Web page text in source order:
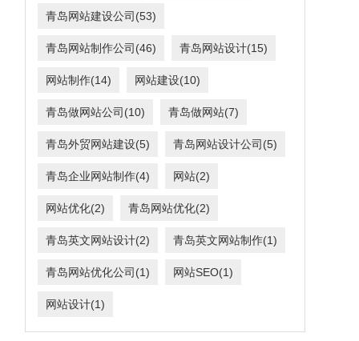
青岛网站建设公司 (53)
青岛网站制作公司 (46) 青岛网站设计(15)
网站制作(14) 网站建设(10)
青岛做网站公司 (10) 青岛做网站(7)
青岛外贸网站建设(5) 青岛网站设计公司 (5)
青岛企业网站制作(4) 网站(2)
网站优化(2) 青岛网站优化(2)
青岛英文网站设计(2) 青岛英文网站制作(1)
青岛网站优化公司 (1) 网站SEO(1)
网站设计(1)